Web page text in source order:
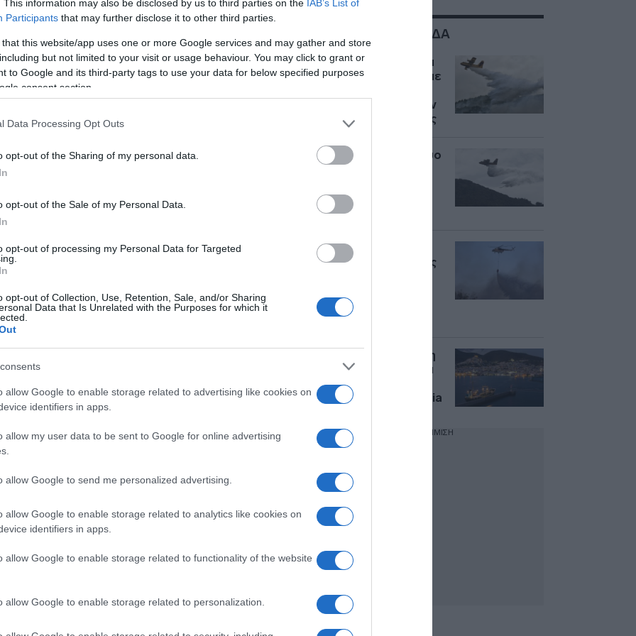
This information may also be disclosed by us to third parties on the IAB’s List of
Participants that may further disclose it to other third parties.
that this website/app uses one or more Google services and may gather and store
but not limited to your visit or usage behaviour. You may click to grant or
to Google and its third-party tags to use your data for below specified purposes
consent section.
Data Processing Opt Outs
opt-out of the Sharing of my personal data.
opt-out of the Sale of my Personal Data.
opt-out of processing my Personal Data for Targeted
opt-out of Collection, Use, Retention, Sale, and/or Sharing
Data that Is Unrelated with the Purposes for which it
allow Google to enable storage related to advertising like cookies on
identifiers in apps.
allow my user data to be sent to Google for online advertising
allow Google to send me personalized advertising.
allow Google to enable storage related to analytics like cookies on
identifiers in apps.
allow Google to enable storage related to functionality of the website
allow Google to enable storage related to personalization.
“Πέθανε στα χέρια μου στο σπίτι
καρκίνο” – Συγκινεί η σύζυγός του
φορτισμένη, καθώς όλοι είχαν να
το ήθος, την ευγένεια και την
βίο της χώρας.
βρισκόταν η οικογένεια του
και τα παιδιά του, Τίμος και Ελένη,
απώλεια.
για το τελευταίο «αντίο», ο
ΣΧΕΤΙΚΑ ΜΕ:ΕΛΛΑΔΑ
ΒΙΝΤΕΟ: Τα ελληνικά
Canadair στη μάχη με
Ισπανία – Επιχειρούν
δυτικά της Μαδρίτης
Η Ελλάδα στέλνει δύο
Canadair στην
με τις δασικές
πυρκαγιές
Συναγερμός για τις
φωτιές: 51 πυρκαγιές
για την Κεντρική
Μακεδονία
Σύρος: Στην 4η θέση
παγκοσμίως στη νέα
λίστα «2026 Island
Hot List» της Expedia
ΔΙΑΦΗΜΙΣΗ